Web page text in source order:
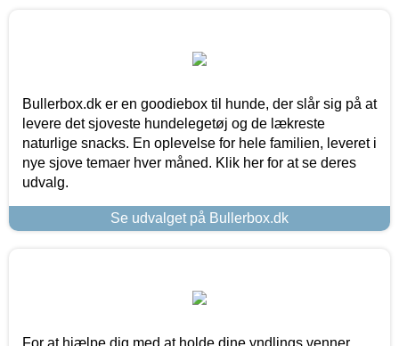
Bullerbox.dk er en goodiebox til hunde, der slår sig på at
levere det sjoveste hundelegetøj og de lækreste
naturlige snacks. En oplevelse for hele familien, leveret i
nye sjove temaer hver måned. Klik her for at se deres
udvalg.
Se udvalget på Bullerbox.dk
For at hjælpe dig med at holde dine yndlings venner